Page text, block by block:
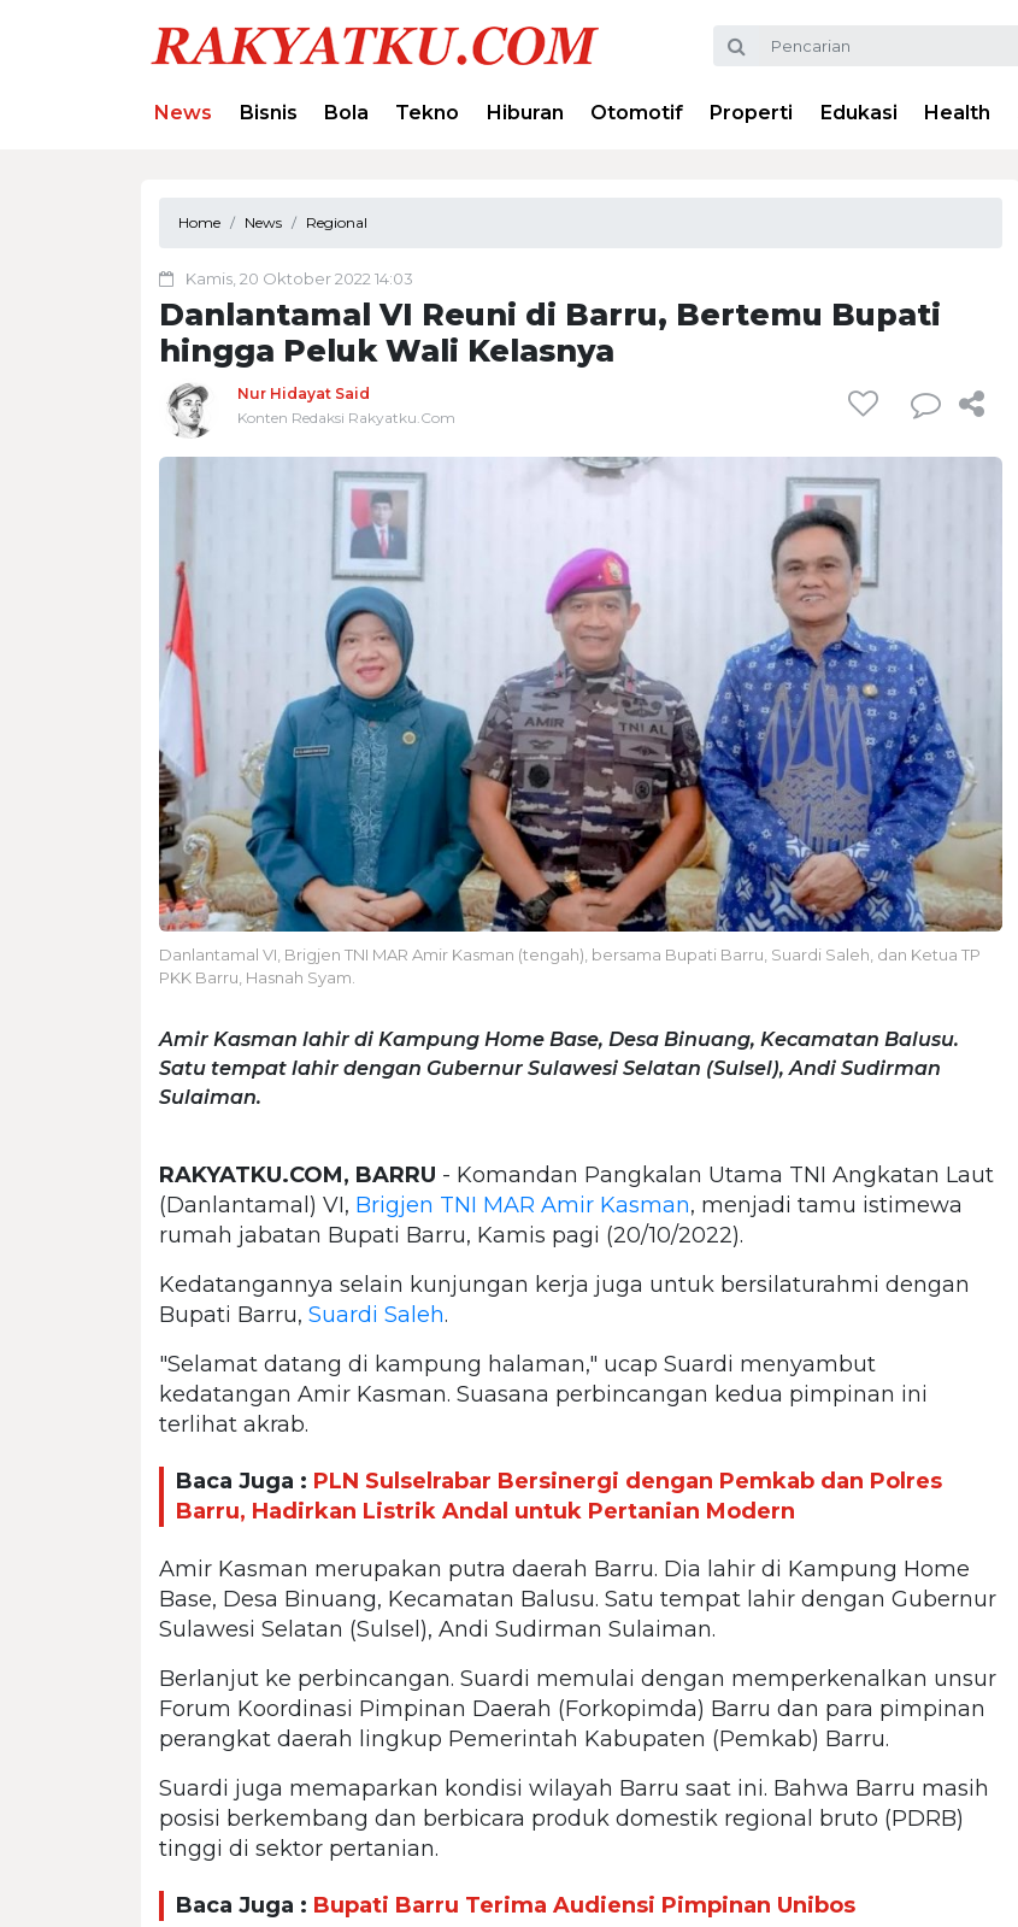
News Bisnis Bola Tekno Hiburan Otomotif Properti Edukasi Health
Home News Regional
Kamis, 20 Oktober 2022 14:03
Danlantamal VI Reuni di Barru, Bertemu Bupati
hingga Peluk Wali Kelasnya
Nur Hidayat Said
Konten Redaksi Rakyatku.Com
Danlantamal VI, Brigjen TNI MAR Amir Kasman (tengah), bersama Bupati Barru, Suardi Saleh, dan Ketua TP
PKK Barru, Hasnah Syam.
Amir Kasman lahir di Kampung Home Base, Desa Binuang, Kecamatan Balusu.
Satu tempat lahir dengan Gubernur Sulawesi Selatan (Sulsel), Andi Sudirman
Sulaiman.
RAKYATKU.COM, BARRU - Komandan Pangkalan Utama TNI Angkatan Laut
(Danlantamal) VI, Brigjen TNI MAR Amir Kasman, menjadi tamu istimewa
rumah jabatan Bupati Barru, Kamis pagi (20/10/2022).
Kedatangannya selain kunjungan kerja juga untuk bersilaturahmi dengan
Bupati Barru, Suardi Saleh.
"Selamat datang di kampung halaman," ucap Suardi menyambut
kedatangan Amir Kasman. Suasana perbincangan kedua pimpinan ini
terlihat akrab.
Baca Juga : PLN Sulselrabar Bersinergi dengan Pemkab dan Polres
Barru, Hadirkan Listrik Andal untuk Pertanian Modern
Amir Kasman merupakan putra daerah Barru. Dia lahir di Kampung Home
Base, Desa Binuang, Kecamatan Balusu. Satu tempat lahir dengan Gubernur
Sulawesi Selatan (Sulsel), Andi Sudirman Sulaiman.
Berlanjut ke perbincangan. Suardi memulai dengan memperkenalkan unsur
Forum Koordinasi Pimpinan Daerah (Forkopimda) Barru dan para pimpinan
perangkat daerah lingkup Pemerintah Kabupaten (Pemkab) Barru.
Suardi juga memaparkan kondisi wilayah Barru saat ini. Bahwa Barru masih
posisi berkembang dan berbicara produk domestik regional bruto (PDRB)
tinggi di sektor pertanian.
Baca Juga : Bupati Barru Terima Audiensi Pimpinan Unibos